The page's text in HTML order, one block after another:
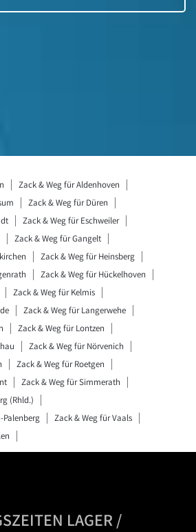
Zack & Weg für Aldenhoven
Zack & Weg für Düren
Zack & Weg für Eschweiler
Zack & Weg für Gangelt
Zack & Weg für Heinsberg
Zack & Weg für Hückelhoven
Zack & Weg für Kelmis
Zack & Weg für Langerwehe
Zack & Weg für Lontzen
Zack & Weg für Nörvenich
Zack & Weg für Roetgen
Zack & Weg für Simmerath
(Rhld.)
Zack & Weg für Vaals
LAGER /